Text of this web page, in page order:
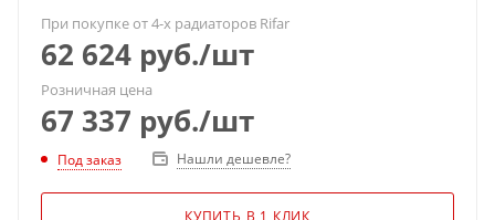
При покупке от 4-х радиаторов Rifar
62 624 руб./шт
Розничная цена
67 337 руб./шт
Под заказ Нашли дешевле?
КУПИТЬ В 1 КЛИК